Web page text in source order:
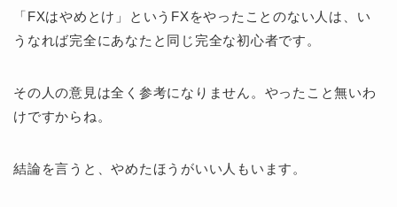
「FXはやめとけ」というFXをやったことのない人は、い
うなれば完全にあなたと同じ完全な初心者です。
その人の意見は全く参考になりません。やったこと無いわ
けですからね。
結論を言うと、やめたほうがいい人もいます。